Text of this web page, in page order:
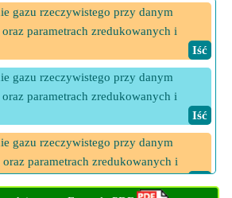
gazu rzeczywistego przy danym
parametrach zredukowanych i
​ Iść
gazu rzeczywistego przy danym
parametrach zredukowanych i
​ Iść
gazu rzeczywistego przy danym
parametrach zredukowanych i